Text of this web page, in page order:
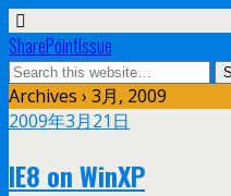
SharePointIssue
Archives › 3月, 2009
2009年3月21日
IE8 on WinXP